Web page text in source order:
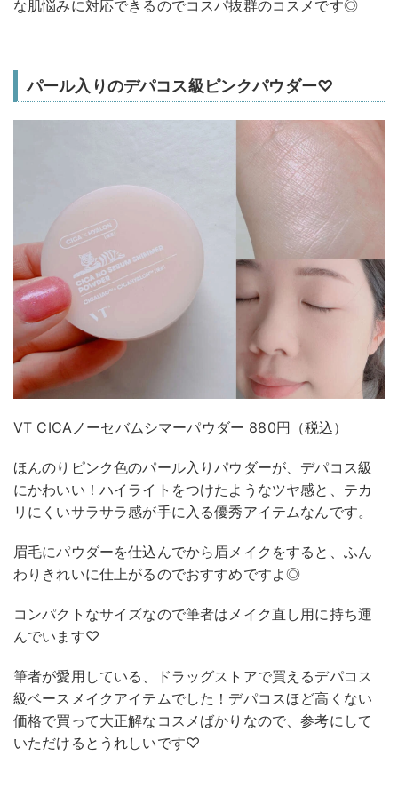
な肌悩みに対応できるのでコスパ抜群のコスメです◎
パール入りのデパコス級ピンクパウダー♡
VT CICAノーセバムシマーパウダー 880円（税込）
ほんのりピンク色のパール入りパウダーが、デパコス級
にかわいい！ハイライトをつけたようなツヤ感と、テカ
リにくいサラサラ感が手に入る優秀アイテムなんです。
眉毛にパウダーを仕込んでから眉メイクをすると、ふん
わりきれいに仕上がるのでおすすめですよ◎
コンパクトなサイズなので筆者はメイク直し用に持ち運
んでいます♡
筆者が愛用している、ドラッグストアで買えるデパコス
級ベースメイクアイテムでした！デパコスほど高くない
価格で買って大正解なコスメばかりなので、参考にして
いただけるとうれしいです♡